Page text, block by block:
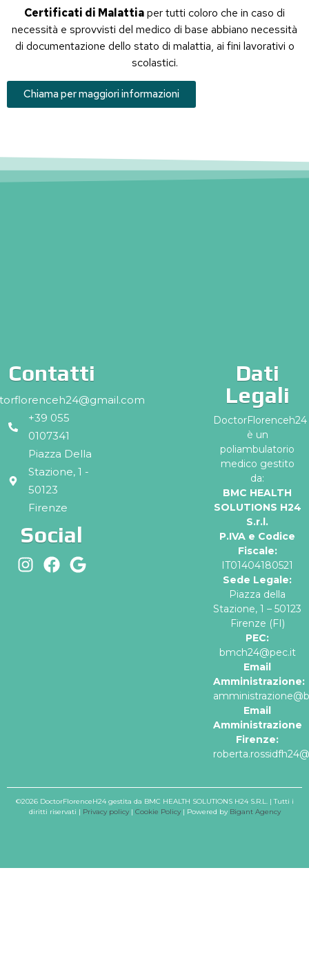
Certificati di Malattiaper tutti coloro che in caso di
necessità e sprovvisti del medico di base abbiano necessità
di documentazione dello stato di malattia, ai fini lavorativi o
scolastici.
Chiama per maggiori informazioni
Contatti
+39 055
0107341
Piazza Della
Stazione, 1 -
50123
Firenze
Social
Dati
Legali
DoctorFlorenceh24
è un
poliambulatorio
medico gestito
da:
BMC HEALTH
SOLUTIONS H24
S.r.l.
P.IVA e Codice
Fiscale:
IT01404180521
Sede Legale:
Piazza della
Stazione, 1 – 50123
Firenze (FI)
PEC:
bmch24@pec.it
Email
Amministrazione:
Email
Amministrazione
Firenze:
©2026 DoctorFlorenceH24 gestita da BMC HEALTH SOLUTIONS H24 S.R.L. | Tutti i
diritti riservati | Privacy policy | Cookie Policy | Powered by Bigant Agency